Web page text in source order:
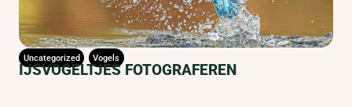
Uncategorized Vogels
IJSVOGELTJES FOTOGRAFEREN